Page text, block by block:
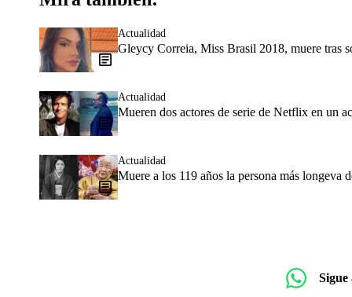
Actualidad
Gleycy Correia, Miss Brasil 2018, muere tras
Actualidad
Mueren dos actores de serie de Netflix en un
Actualidad
Muere a los 119 años la persona más longeva